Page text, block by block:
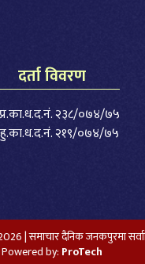
दर्ता विवरण
२३८/०७४/७५
२१९/०७४/७५
| समाचार दैनिक जनकपुरमा
Powered by: ProTech